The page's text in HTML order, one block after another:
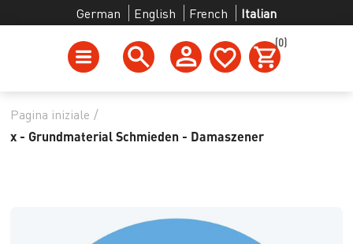
German English French Italian
(0)
Pagina iniziale /
x - Grundmaterial Schmieden - Damaszener